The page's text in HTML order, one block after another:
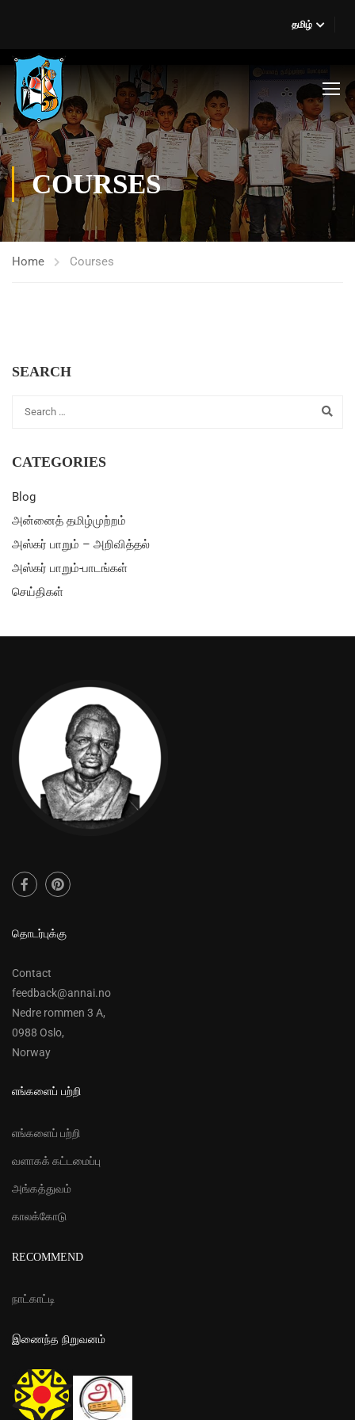
தமிழ்
COURSES
Home Courses
SEARCH
CATEGORIES
Blog
அன்னைத் தமிழ்முற்றம்
அஸ்கர் பாறும் – அறிவித்தல்
அஸ்கர் பாறும்-பாடங்கள்
செய்திகள்
தொடர்புக்கு
Contact
feedback@annai.no
Nedre rommen 3 A,
0988 Oslo,
Norway
எங்களைப் பற்றி
எங்களைப் பற்றி
வளாகக் கட்டமைப்பு
அங்கத்துவம்
காலக்கோடு
RECOMMEND
நாட்காட்டி
இணைந்த நிறுவனம்